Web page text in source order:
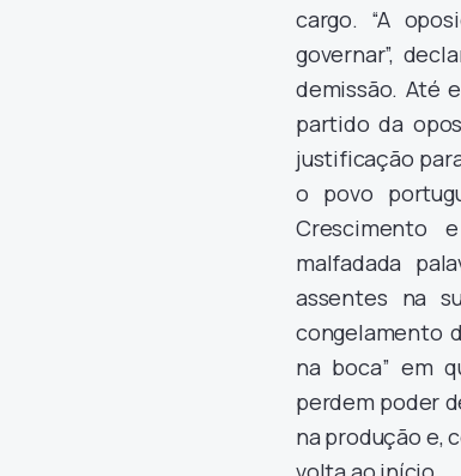
cargo. “A
governar”,
demissão. Até
partido da
justificação
o povo
Crescimento
malfadada
assentes na
congelamento
na boca” em
perdem poder
na produção e,